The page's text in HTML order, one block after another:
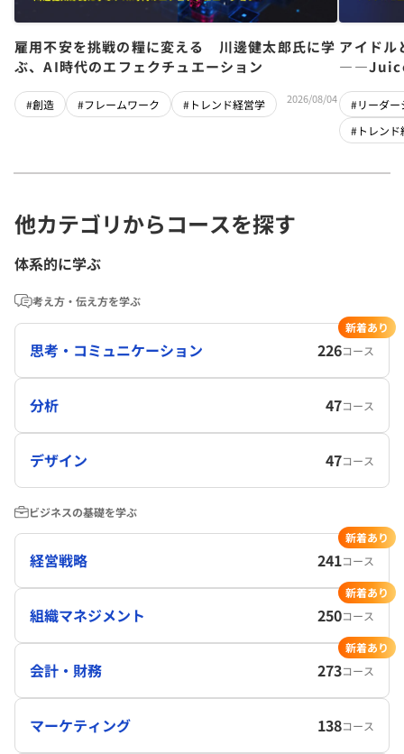
雇用不安を挑戦の糧に変える 川邊健太郎氏に学
ぶ、AI時代のエフェクチュエーション
#創造 #フレームワーク #トレンド経営学 2026/08/04
アイドル
#リーダー
#トレンド
他カテゴリからコースを探す
体系的に学ぶ
考え方・伝え方を学ぶ
思考・コミュニケーション 226コース
新着あり
分析 47コース
デザイン 47コース
ビジネスの基礎を学ぶ
経営戦略 241コース
新着あり
組織マネジメント 250コース
新着あり
会計・財務 273コース
新着あり
マーケティング 138コース